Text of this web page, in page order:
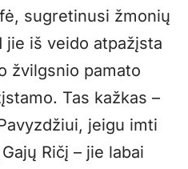
sugretinusi žmonių
jie iš veido atpažįsta
žvilgsnio pamato
Tas kažkas –
jeigu imti
Ričį – jie labai